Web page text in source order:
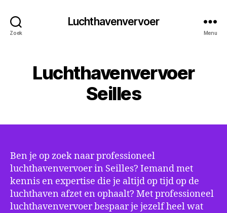
Zoek
Luchthavenvervoer
Menu
Luchthavenvervoer
Seilles
Ben je op zoek naar professioneel
luchthavenvervoer in Seilles? Iemand met
kennis en expertise die je altijd op tijd op de
luchthaven afzet en ophaalt? Met professioneel
luchthavenvervoer bespaar je jezelf heel wat